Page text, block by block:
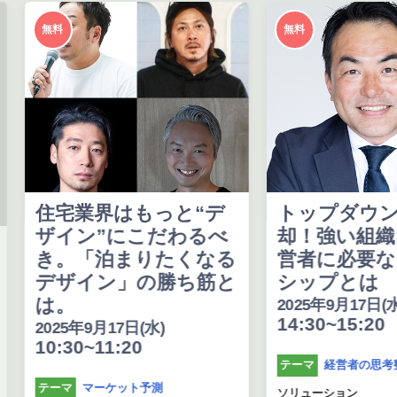
無料
住宅業界はもっと“デ
ザイン”にこだわるべ
き。「泊まりたくなる
デザイン」の勝ち筋と
は。
2025年9月17日(水)
10:30~11:20
テーマ マーケット予測
無料
トップダウ
却！強い組
営者に必要
シップとは
2025年9月17日(
14:30~15:20
テーマ 経営者の思考
ソリューション